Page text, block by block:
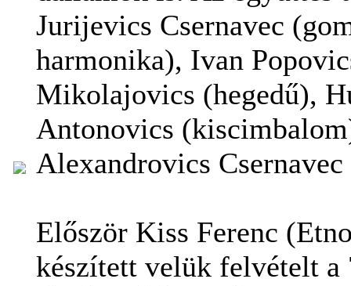
Jurijevics Csernavec
harmonika), Ivan
Mikolajovics (hegedű),
Antonovics
Alexandrovics
Először Kiss Ferenc
készített velük felvételt a